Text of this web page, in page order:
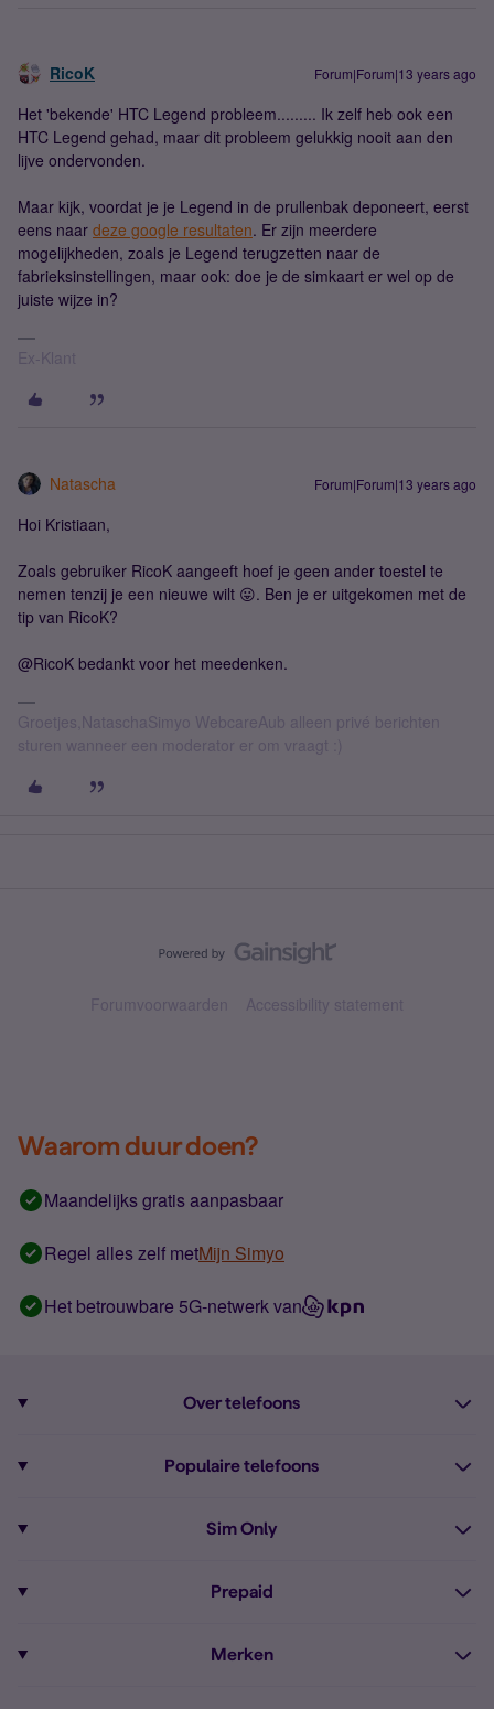
RicoK Forum|Forum|13 years ago
Het 'bekende' HTC Legend probleem......... Ik zelf heb ook een
HTC Legend gehad, maar dit probleem gelukkig nooit aan den
lijve ondervonden.
Maar kijk, voordat je je Legend in de prullenbak deponeert, eerst
eens naar deze google resultaten. Er zijn meerdere
mogelijkheden, zoals je Legend terugzetten naar de
fabrieksinstellingen, maar ook: doe je de simkaart er wel op de
juiste wijze in?
Ex-Klant
Natascha Forum|Forum|13 years ago
Hoi Kristiaan,
Zoals gebruiker RicoK aangeeft hoef je geen ander toestel te
nemen tenzij je een nieuwe wilt 😛. Ben je er uitgekomen met de
tip van RicoK?
@RicoK bedankt voor het meedenken.
Groetjes,NataschaSimyo WebcareAub alleen privé berichten
sturen wanneer een moderator er om vraagt :)
Forumvoorwaarden Accessibility statement
Waarom duur doen?
Maandelijks gratis aanpasbaar
Regel alles zelf metMijn Simyo
Het betrouwbare 5G-netwerk van
Over telefoons
Alle telefoons
Populaire telefoons
iPhone 16
Sim Only
Onbeperkt bellen
Prepaid
Merken